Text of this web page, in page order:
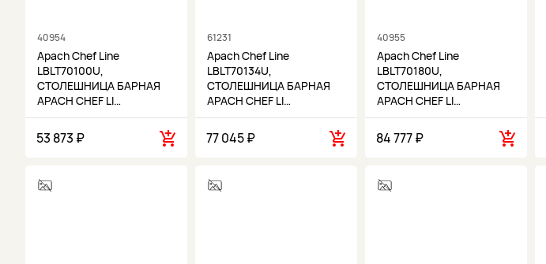
40954
Apach Chef Line
LBLT70100U,
СТОЛЕШНИЦА БАРНАЯ
APACH CHEF LI…
53 873 ₽
61231
Apach Chef Line
LBLT70134U,
СТОЛЕШНИЦА БАРНАЯ
APACH CHEF LI…
77 045 ₽
40955
Apach Chef Line
LBLT70180U,
СТОЛЕШНИЦА БАРНАЯ
APACH CHEF LI…
84 777 ₽